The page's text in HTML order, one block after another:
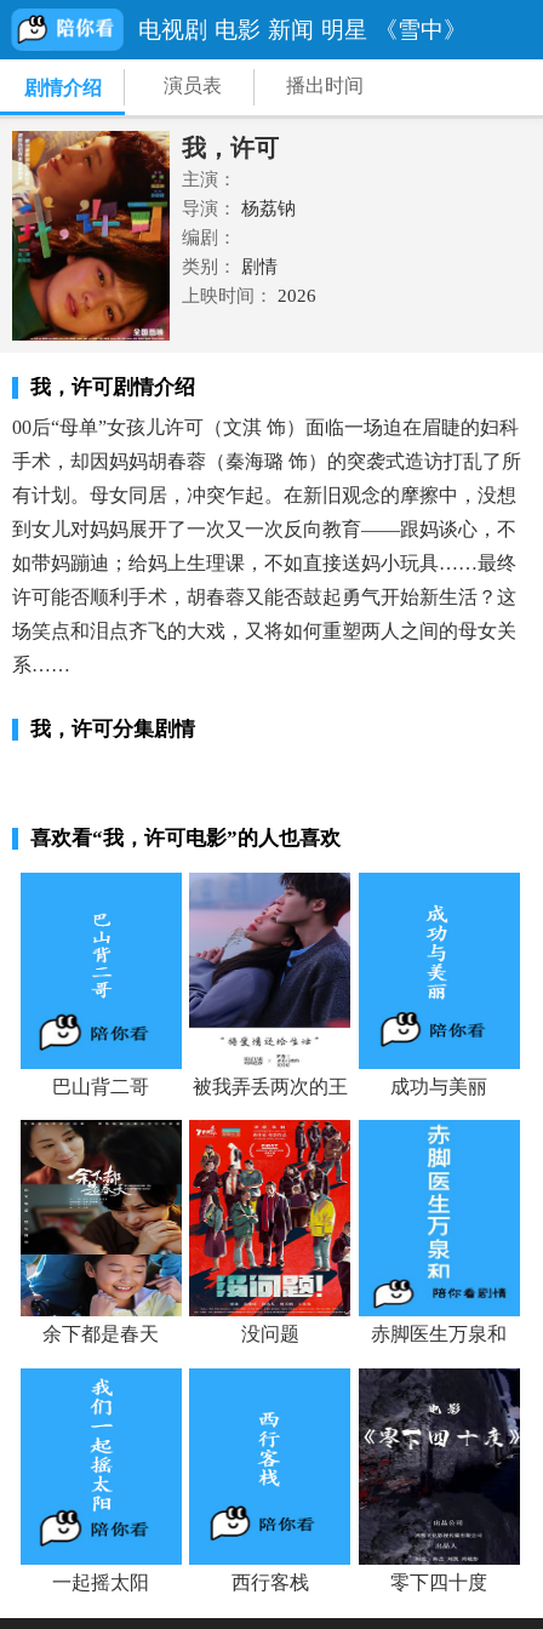
电视剧 电影 新闻 明星 《雪中》
剧情介绍 演员表 播出时间
我，许可
主演：
导演：
杨荔钠
编剧：
类别：
剧情
上映时间：
2026
我，许可剧情介绍
00后“母单”女孩儿许可（文淇 饰）面临一场迫在眉睫的妇科
手术，却因妈妈胡春蓉（秦海璐 饰）的突袭式造访打乱了所
有计划。母女同居，冲突乍起。在新旧观念的摩擦中，没想
到女儿对妈妈展开了一次又一次反向教育——跟妈谈心，不
如带妈蹦迪；给妈上生理课，不如直接送妈小玩具……最终
许可能否顺利手术，胡春蓉又能否鼓起勇气开始新生活？这
场笑点和泪点齐飞的大戏，又将如何重塑两人之间的母女关
系……
我，许可分集剧情
喜欢看“我，许可电影”的人也喜欢
巴山背二哥
被我弄丢两次的王
斤斤
成功与美丽
余下都是春天 没问题 赤脚医生万泉和
一起摇太阳 西行客栈 零下四十度